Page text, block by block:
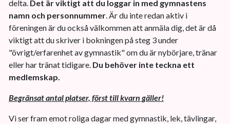
delta. Det är viktigt att du loggar in med gymnastens
namn och personnummer . Är du inte redan aktiv i
föreningen är du också välkommen att anmäla dig, det är då
viktigt att du skriver i bokningen på steg 3 under
"övrigt/erfarenhet av gymnastik" om du är nybörjare, tränar
eller har tränat tidigare. Du behöver inte teckna ett
medlemskap.
Begränsat antal platser, först till kvarn gäller!
Vi ser fram emot roliga dagar med gymnastik, lek, tävlingar,